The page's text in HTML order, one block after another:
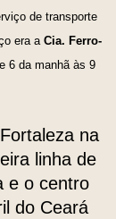
de transporte
era a Cia. Ferro-
6 da manhã às 9
na
linha de
e o centro
do Ceará